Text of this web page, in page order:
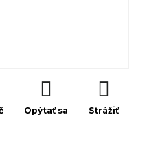
Opýtať sa Strážiť